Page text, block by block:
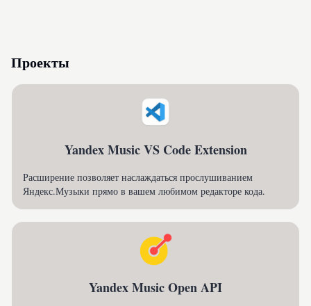
Проекты
Yandex Music VS Code Extension
Расширение позволяет наслаждаться прослушиванием
Яндекс.Музыки прямо в вашем любимом редакторе кода.
Yandex Music Open API